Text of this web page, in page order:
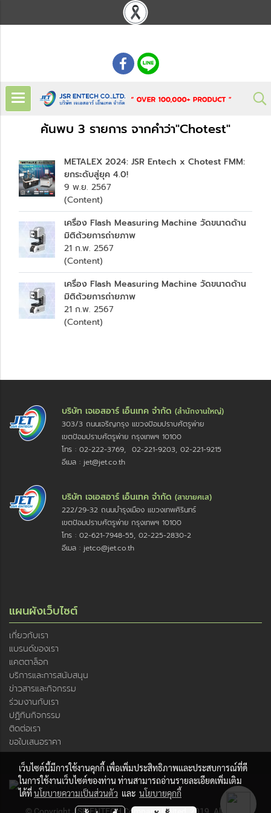
ค้นพบ 3 รายการ จากคำว่า"Chotest"
METALEX 2024: JSR Entech x Chotest FMM:
ยกระดับสู่ยุค 4.0!
9 พ.ย. 2567
(Content)
เครื่อง Flash Measuring Machine วัดขนาดด้าน
มิติด้วยการถ่ายภาพ
21 ก.พ. 2567
(Content)
เครื่อง Flash Measuring Machine วัดขนาดด้าน
มิติด้วยการถ่ายภาพ
21 ก.พ. 2567
(Content)
บริษัท เจเอสอาร์ เอ็นเทค จำกัด (สำนักงานใหญ่)
303/3 ถนนเจริญกรุง แขวงป้อมปราบศัตรูพ่าย
เขตป้อมปราบศัตรูพ่าย กรุงเทพฯ 10100
โทร : 02-222-3769, 02-221-9203, 02-221-9215
อีเมล : jet@jet.co.th
บริษัท เจเอสอาร์ เอ็นเทค จำกัด (สาขายศเส)
222/29-32 ถนนบำรุงเมือง แขวงเทพศิรินทร์
เขตป้อมปราบศัตรูพ่าย กรุงเทพฯ 10100
โทร : 02-621-7948-55, 02-225-2830-2
อีเมล : jetco@jet.co.th
แผนผังเว็บไซต์
เกี่ยวกับเรา
แบรนด์ของเรา
แคตตาล็อก
บริการและการสนับสนุน
ข่าวสารและกิจกรรม
ร่วมงานกับเรา
ปฏิทินกิจกรรม
ติดต่อเรา
ขอใบเสนอราคา
เว็บไซต์นี้มีการใช้งานคุกกี้ เพื่อเพิ่มประสิทธิภาพและประสบการณ์ที่ดี
ในการใช้งานเว็บไซต์ของท่าน ท่านสามารถอ่านรายละเอียดเพิ่มเติม
ได้ที่นโยบายความเป็นส่วนตัว และ นโยบายคุกกี้